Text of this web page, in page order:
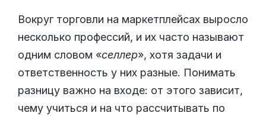
Вокруг торговли на маркетплейсах выросло
несколько профессий, и их часто называют
одним словом «селлер», хотя задачи и
ответственность у них разные. Понимать
разницу важно на входе: от этого зависит,
чему учиться и на что рассчитывать по